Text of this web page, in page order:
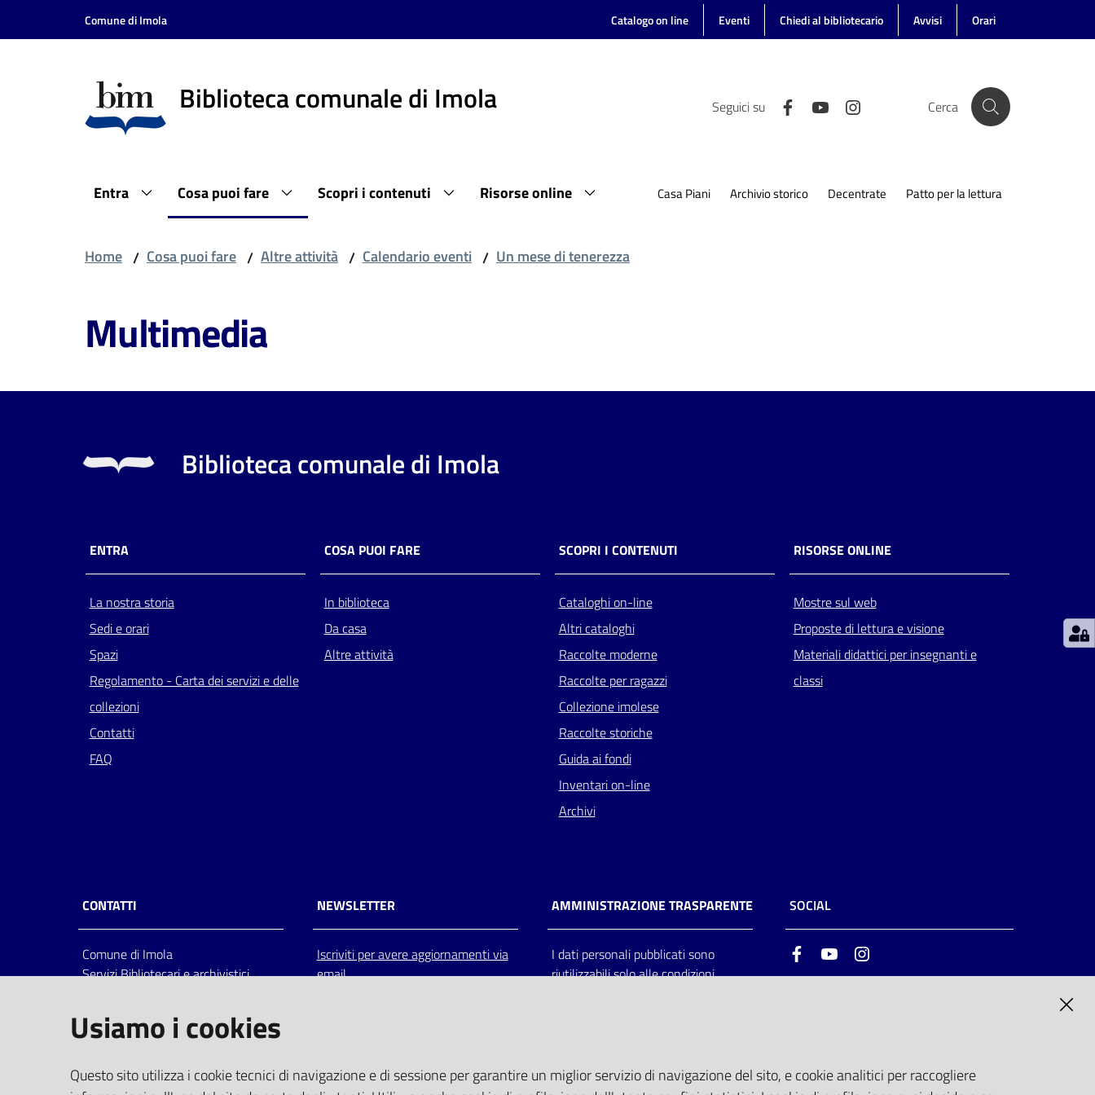
Vai al contenuto
Vai alla navigazione
Comune di Imola Catalogo on line Eventi Chiedi al bibliotecario Avvisi Orari
Biblioteca comunale di Imola Seguici su Cerca
Entra Cosa puoi fare Scopri i contenuti Risorse online Casa Piani Archivio storico Decentrate Patto per la lettura
Home / Cosa puoi fare / Altre attività / Calendario eventi / Un mese di tenerezza
Multimedia
Biblioteca comunale di Imola
ENTRA
La nostra storia
Sedi e orari
Spazi
Regolamento - Carta dei servizi e delle
collezioni
Contatti
FAQ
COSA PUOI FARE
In biblioteca
Da casa
Altre attività
SCOPRI I CONTENUTI
Cataloghi on-line
Altri cataloghi
Raccolte moderne
Raccolte per ragazzi
Collezione imolese
Raccolte storiche
Guida ai fondi
Inventari on-line
Archivi
RISORSE ONLINE
Mostre sul web
Proposte di lettura e visione
Materiali didattici per insegnanti e
classi
CONTATTI
Comune di Imola
Servizi Bibliotecari e archivistici
Italia
centralino: tel 0542.6026.36 fax
bim@comune.imola.bo.it
PEC
NEWSLETTER
Iscriviti per avere aggiornamenti via
email
AMMINISTRAZIONE TRASPARENTE
I dati personali pubblicati sono
riutilizzabili solo alle condizioni
SOCIAL
FacebookYoutube
Usiamo i cookies
Questo sito utilizza i cookie tecnici di navigazione e di sessione per garantire un miglior servizio di navigazione del sito, e cookie analitici per raccogliere